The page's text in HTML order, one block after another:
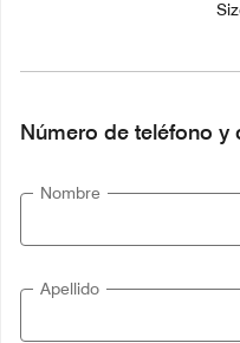
Número de teléfono y
Nombre
Apellido